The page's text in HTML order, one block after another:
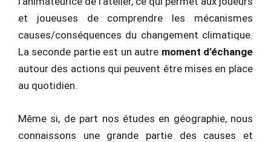
et joueuses de comprendre les mécanismes
causes/conséquences du changement climatique.
La seconde partie est un autre moment d’échange
autour des actions qui peuvent être mises en place
au quotidien.
Même si, de part nos études en géographie, nous
connaissons une grande partie des causes et